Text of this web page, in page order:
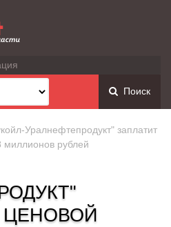
Поиск
Уралнефтепродукт" заплатит
миллионов рублей
ЦЕНОВОЙ